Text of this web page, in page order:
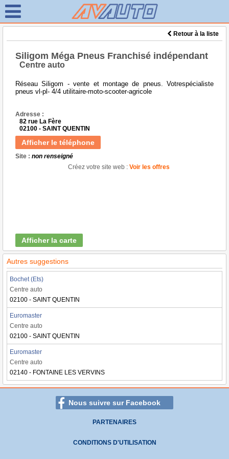
Retour à la liste
Siligom Méga Pneus Franchisé indépendant
Centre auto
Réseau Siligom - vente et montage de pneus. Votrespécialiste
pneus vl-pl- 4/4 utilitaire-moto-scooter-agricole
Adresse :
82 rue La Fère
02100 - SAINT QUENTIN
Afficher le téléphone
Site : non renseigné
Créez votre site web : Voir les offres
Afficher la carte
Autres suggestions
Bochet (Ets)
Centre auto
02100 - SAINT QUENTIN
Euromaster
Centre auto
02100 - SAINT QUENTIN
Euromaster
Centre auto
02140 - FONTAINE LES VERVINS
Nous suivre sur Facebook
PARTENAIRES
CONDITIONS D'UTILISATION